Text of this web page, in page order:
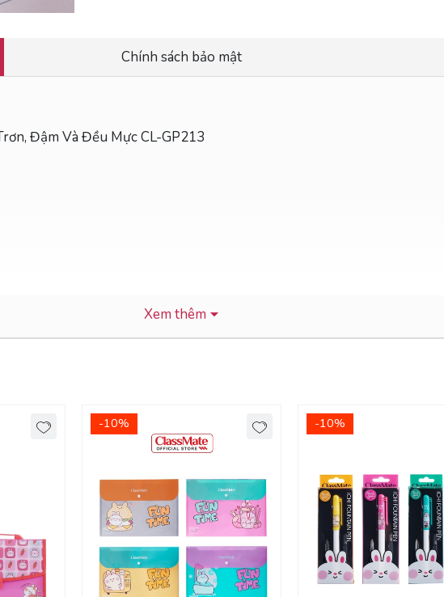
Chính sách bảo mật
Đậm Và Đều Mực CL-GP213
toàn không độc hại khi sử dụng,
hai đầu kín bảo vệ bay mực tối ưu, là sản phẩm đầu bi với công nghệ 2
3 màu mực xanh, đen, tím.
Xem thêm
-10% -10%